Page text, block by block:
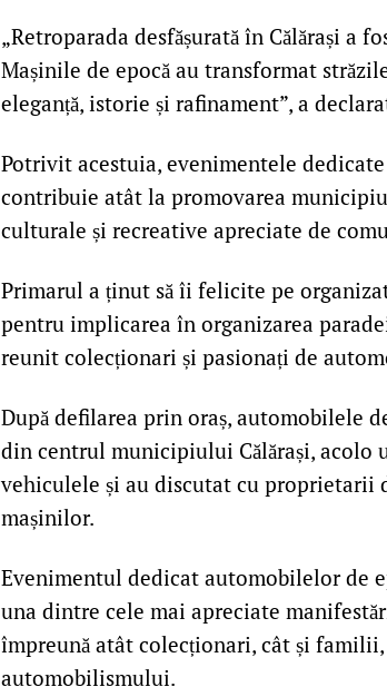
„Retroparada desfășurată în Călărași a
Mașinile de epocă au transformat
eleganță, istorie și rafinament”, a
Potrivit acestuia, evenimentele
contribuie atât la promovarea
culturale și recreative apreciate de
Primarul a ținut să îi felicite pe
pentru implicarea în organizarea
reunit colecționari și pasionați de
După defilarea prin oraș, automobilele
din centrul municipiului Călărași,
vehiculele și au discutat cu proprietarii
mașinilor.
Evenimentul dedicat automobilelor de
una dintre cele mai apreciate
împreună atât colecționari, cât și
automobilismului.